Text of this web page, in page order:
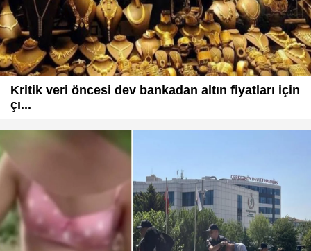
Kritik veri öncesi dev bankadan altın fiyatları için
çı...